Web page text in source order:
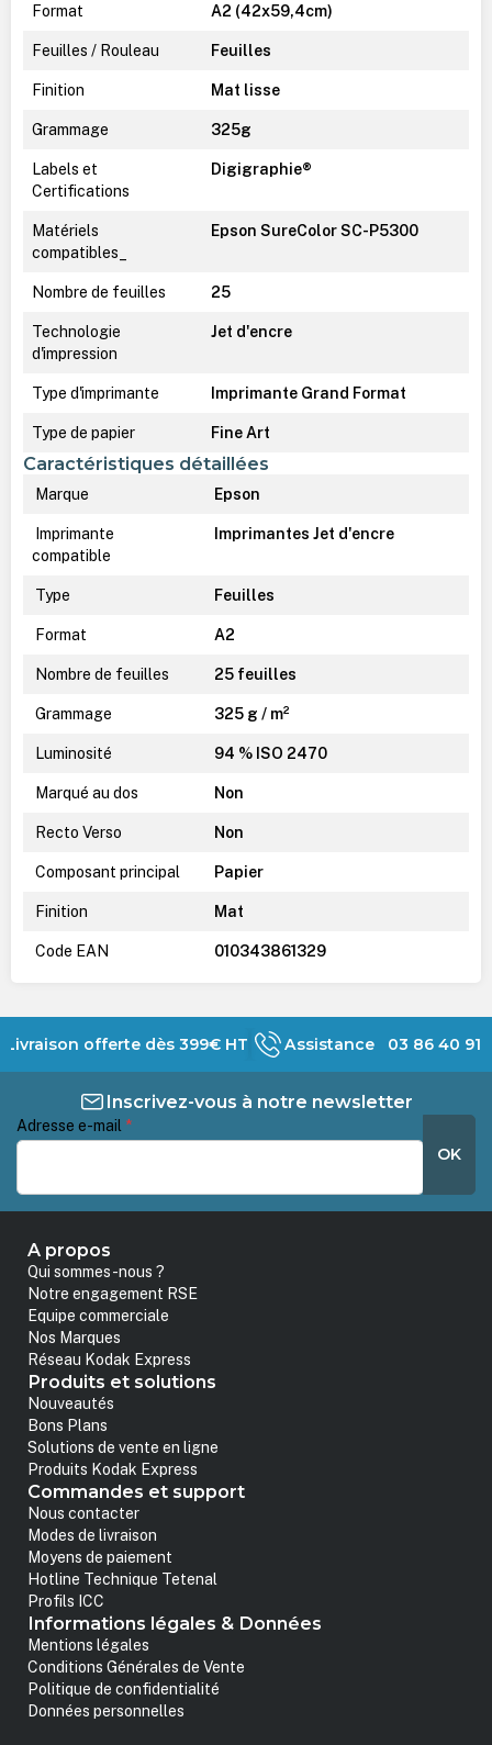
Format A2 (42x59,4cm)
Feuilles / Rouleau Feuilles
Finition Mat lisse
Grammage 325g
Labels et
Certifications
Digigraphie®
Matériels
compatibles_
Epson SureColor SC-P5300
Nombre de feuilles 25
Technologie
d'impression
Jet d'encre
Type d'imprimante Imprimante Grand Format
Type de papier Fine Art
Caractéristiques détaillées
Marque Epson
Imprimante
compatible
Imprimantes Jet d'encre
Type Feuilles
Format A2
Nombre de feuilles 25 feuilles
Grammage 325 g / m²
Luminosité 94 % ISO 2470
Marqué au dos Non
Recto Verso Non
Composant principal Papier
Finition Mat
Code EAN 010343861329
Livraison offerte dès 399€ HT Assistance 03 86 40 91
Inscrivez-vous à notre newsletter
Adresse e-mail *
OK
A propos
Qui sommes-nous ?
Notre engagement RSE
Equipe commerciale
Nos Marques
Réseau Kodak Express
Produits et solutions
Nouveautés
Bons Plans
Solutions de vente en ligne
Produits Kodak Express
Commandes et support
Nous contacter
Modes de livraison
Moyens de paiement
Hotline Technique Tetenal
Profils ICC
Informations légales & Données
Mentions légales
Conditions Générales de Vente
Politique de confidentialité
Données personnelles